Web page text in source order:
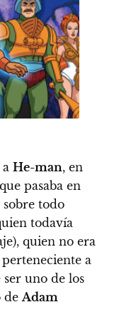
He-man, en
pasaba en
sobre todo
todavía
quien no era
a
ser uno de los
de Adam